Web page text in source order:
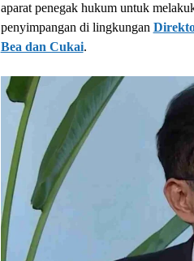
aparat penegak hukum untuk
penyimpangan di lingkungan
Bea dan Cukai.